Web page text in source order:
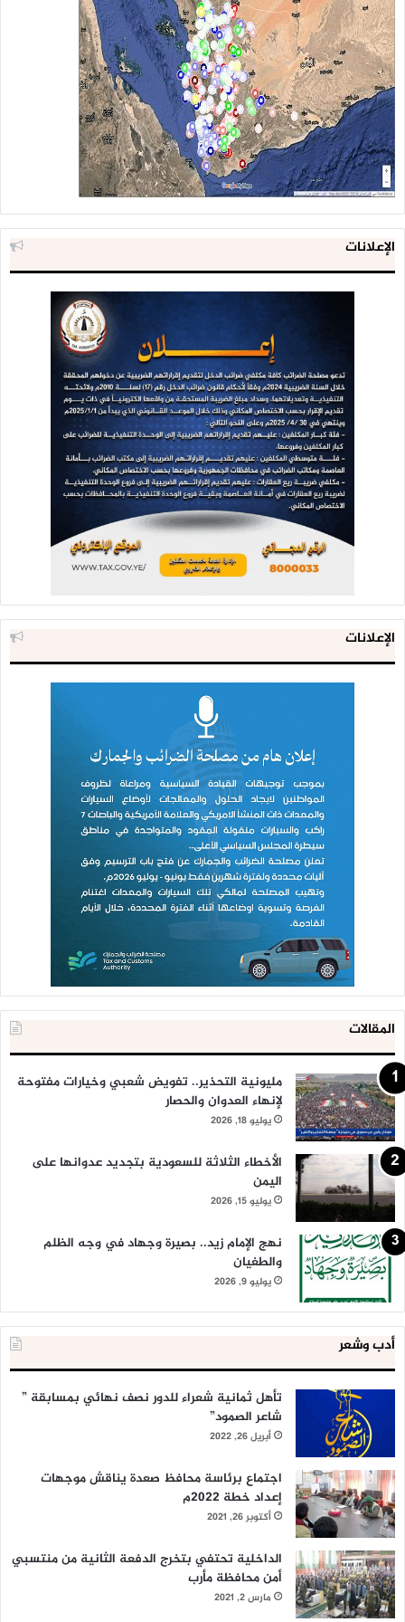
الإعلانات
الإعلانات
المقالات
مليونية التحذير.. تفويض شعبي وخيارات مفتوحة
لإنهاء العدوان والحصار
يوليو 18, 2026
الأخطاء الثلاثة للسعودية بتجديد عدوانها على
اليمن
يوليو 15, 2026
نهج الإمام زيد.. بصيرة وجهاد في وجه الظلم
والطغيان
يوليو 9, 2026
أدب وشعر
تأهل ثمانية شعراء للدور نصف نهائي بمسابقة ”
شاعر الصمود”
أبريل 26, 2022
اجتماع برئاسة محافظ صعدة يناقش موجهات
إعداد خطة 2022م
أكتوبر 26, 2021
الداخلية تحتفي بتخرج الدفعة الثانية من منتسبي
أمن محافظة مأرب
مارس 2, 2021